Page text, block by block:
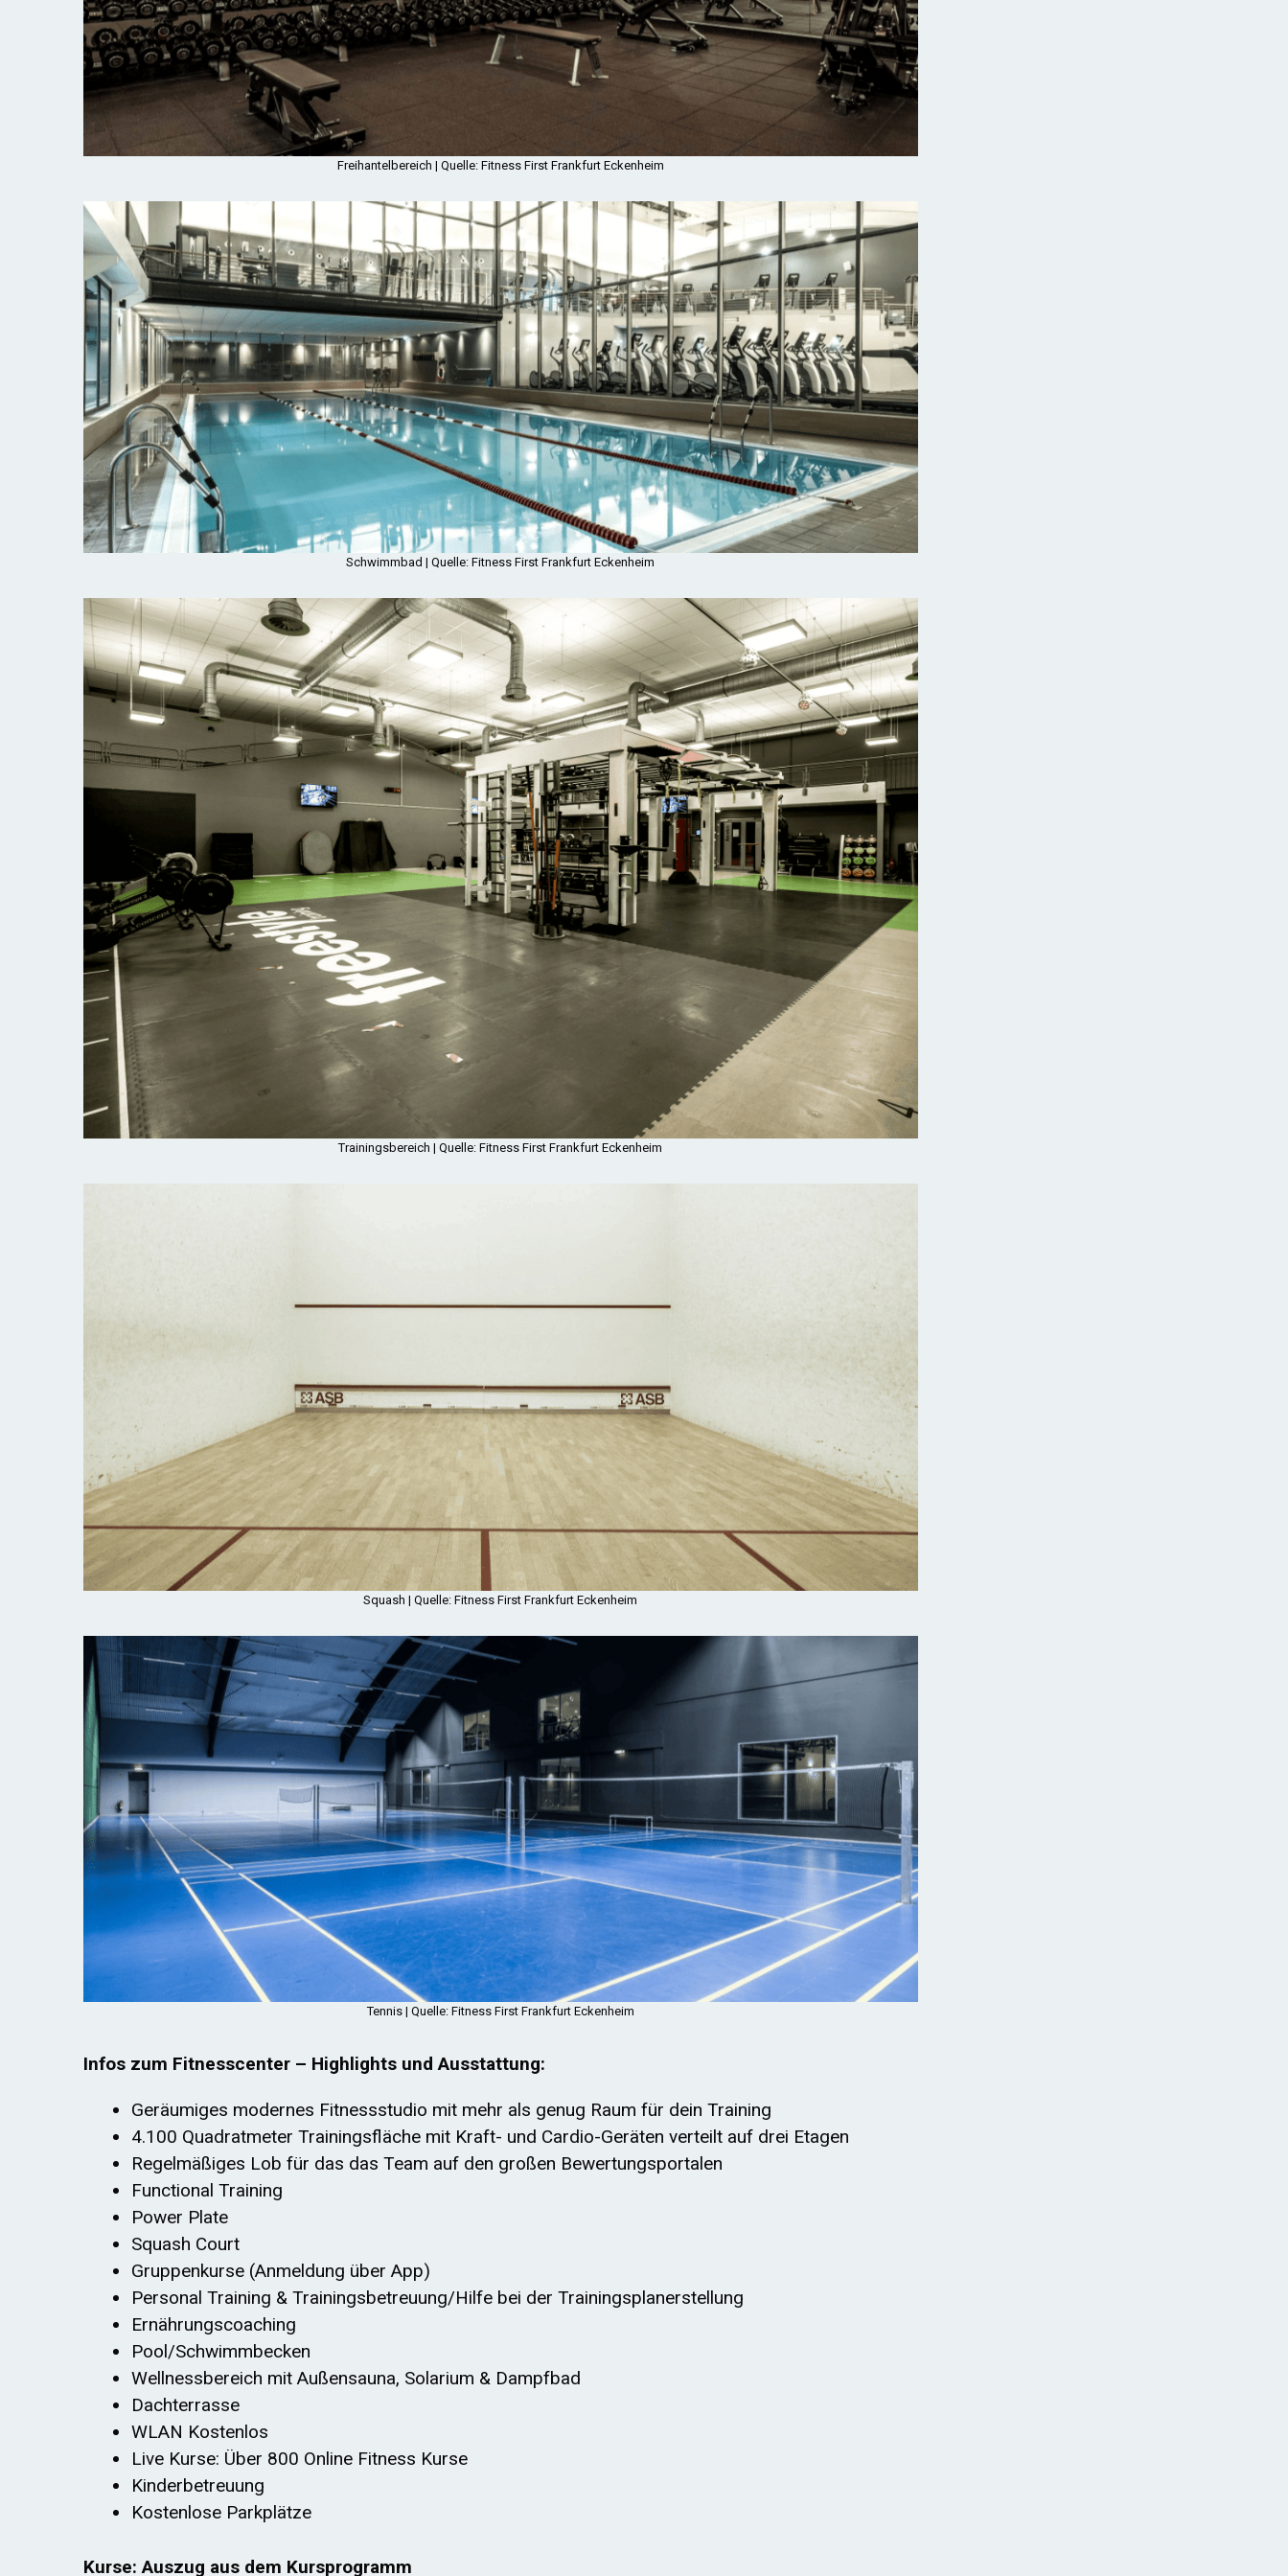
Freihantelbereich | Quelle: Fitness First Frankfurt Eckenheim
Schwimmbad | Quelle: Fitness First Frankfurt Eckenheim
Trainingsbereich | Quelle: Fitness First Frankfurt Eckenheim
Squash | Quelle: Fitness First Frankfurt Eckenheim
Tennis | Quelle: Fitness First Frankfurt Eckenheim
Infos zum Fitnesscenter – Highlights und Ausstattung:
Geräumiges modernes Fitnessstudio mit mehr als genug Raum für dein Training
4.100 Quadratmeter Trainingsfläche mit Kraft- und Cardio-Geräten verteilt auf drei Etagen
Regelmäßiges Lob für das das Team auf den großen Bewertungsportalen
Functional Training
Power Plate
Squash Court
Gruppenkurse (Anmeldung über App)
Personal Training & Trainingsbetreuung/Hilfe bei der Trainingsplanerstellung
Ernährungscoaching
Pool/Schwimmbecken
Wellnessbereich mit Außensauna, Solarium & Dampfbad
Dachterrasse
WLAN Kostenlos
Live Kurse: Über 800 Online Fitness Kurse
Kinderbetreuung
Kostenlose Parkplätze
Kurse: Auszug aus dem Kursprogramm